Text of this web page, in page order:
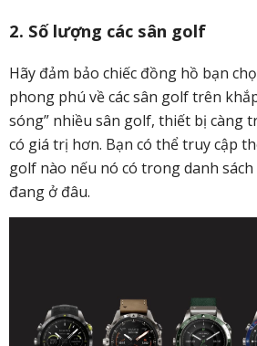
2. Số lượng các sân golf
Hãy đảm bảo chiếc đồng hồ bạn
phong phú về các sân golf trên
sóng” nhiều sân golf, thiết bị càng
có giá trị hơn. Bạn có thể truy cập
golf nào nếu nó có trong danh
đang ở đâu.